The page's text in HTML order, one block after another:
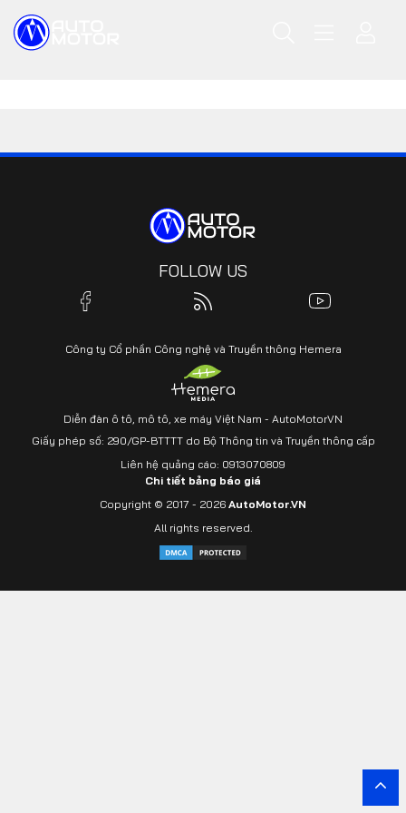
FOLLOW US
Công ty Cổ phần Công nghệ và Truyền thông Hemera
Diễn đàn ô tô, mô tô, xe máy Việt Nam - AutoMotorVN
Giấy phép số: 290/GP-BTTTT do Bộ Thông tin và Truyền thông cấp
Liên hệ quảng cáo: 0913070809
Chi tiết bảng báo giá
Copyright © 2017 - 2026 AutoMotor.VN
All rights reserved.